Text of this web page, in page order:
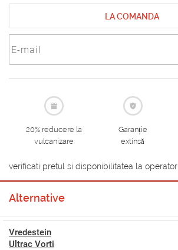
LA COMANDA
20% reducere la
vulcanizare
Garanție
extinsă
verificati pretul si disponibilitatea la operator
Alternative
Vredestein
Ultrac Vorti